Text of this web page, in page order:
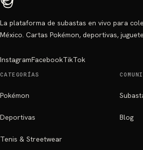
La plataforma de subastas en vivo para
México. Cartas Pokémon, deportivas,
InstagramFacebookTikTok
CATEGORÍAS
Pokémon
Deportivas
Tenis & Streetwear
Blog